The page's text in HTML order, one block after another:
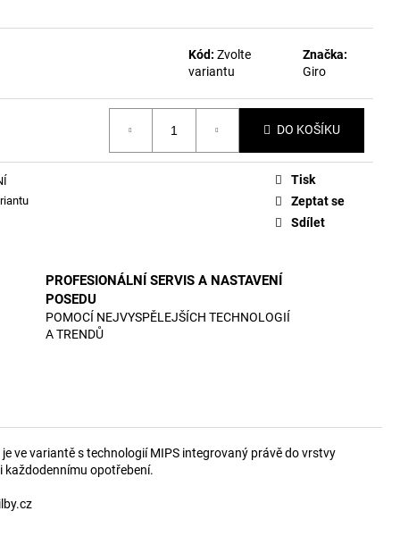
Kód: Zvolte
variantu
Značka:
Giro
DO KOŠÍKU
Tisk
Zeptat se
Sdílet
PROFESIONÁLNÍ SERVIS A NASTAVENÍ
POSEDU
POMOCÍ NEJVYSPĚLEJŠÍCH TECHNOLOGIÍ
A TRENDŮ
ve variantě s technologií MIPS integrovaný právě do vrstvy
každodennímu opotřebení.